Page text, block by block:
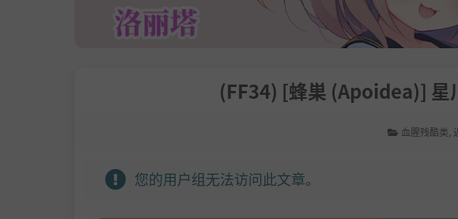
(FF34) [蜂巣 (Apoidea)] 星
血腥残酷类
您的用户组无法访问此文章。